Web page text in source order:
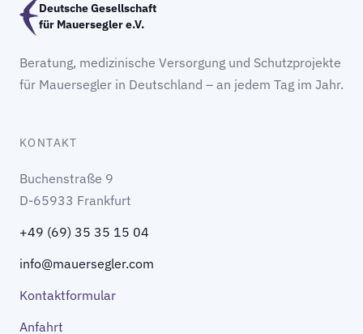
Deutsche Gesellschaft
für Mauersegler e.V.
Beratung, medizinische Versorgung und Schutzprojekte
für Mauersegler in Deutschland – an jedem Tag im Jahr.
KONTAKT
Buchenstraße 9
D-65933 Frankfurt
+49 (69) 35 35 15 04
info@mauersegler.com
Kontaktformular
Anfahrt